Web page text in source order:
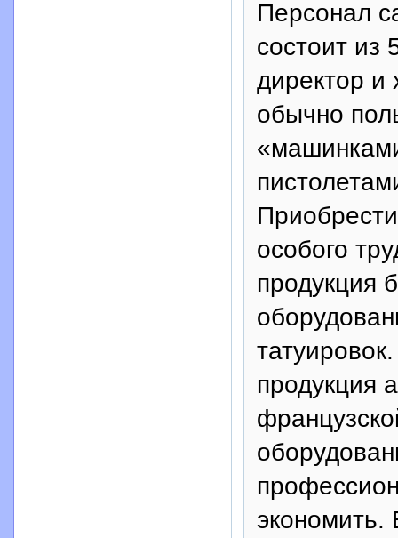
Персонал
состоит из
директор и
обычно
особого
продукция
продукция
экономить.